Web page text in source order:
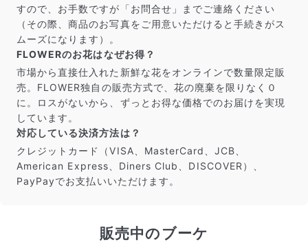
写真と同じものが届く？
商品ページに掲載している写真は、実際にお届けする商
品を撮影したものです。お花は生き物なので、どうして
も色味やサイズ・咲き方に個体差はありますが、できる
だけ写真のイメージに近いものをお届けできるように人
の目でチェックをしています。
すので、お手数ですが「お問合せ」までご連絡ください
（その際、商品のお写真をご用意いただけると手続きがス
ムーズになります）。
FLOWERのお花はなぜお得？
市場から直接仕入れた新鮮な花をオンラインで数量限定販
売。FLOWER独自の販売方式で、花の廃棄を限りなく０
に。ロスがないから、ずっとお得な価格でのお届けを実現
しています。
対応している決済方法は？
クレジットカード（VISA、MasterCard、JCB、
American Express、Diners Club、DISCOVER）、
PayPayでお支払いいただけます。
販売中のブーケ